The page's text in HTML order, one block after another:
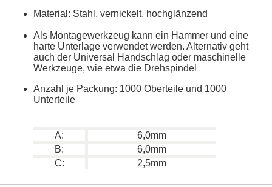
Material: Stahl, vernickelt, hochglänzend
Als Montagewerkzeug kann ein Hammer und eine
harte Unterlage verwendet werden. Alternativ geht
auch der Universal Handschlag oder maschinelle
Werkzeuge, wie etwa die Drehspindel
Anzahl je Packung: 1000 Oberteile und 1000
Unterteile
A:
6,0mm
B:
6,0mm
C:
2,5mm